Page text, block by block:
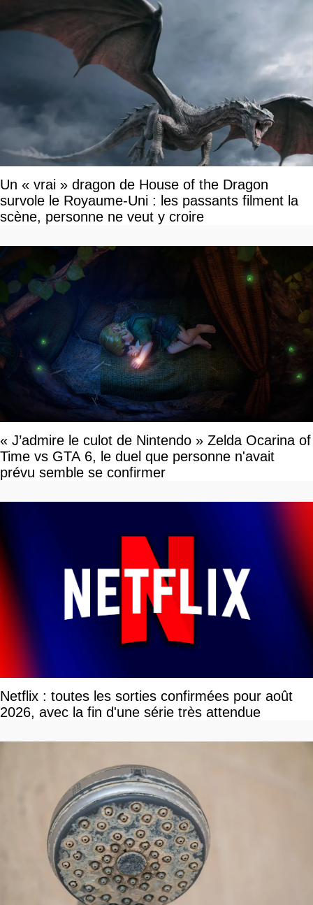
Un « vrai » dragon de House of the Dragon
survole le Royaume-Uni : les passants filment la
scène, personne ne veut y croire
« J’admire le culot de Nintendo » Zelda Ocarina of
Time vs GTA 6, le duel que personne n'avait
prévu semble se confirmer
Netflix : toutes les sorties confirmées pour août
2026, avec la fin d'une série très attendue